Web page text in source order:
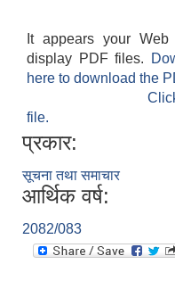
It appears your
display PDF files.
here to download the
file.
प्रकार:
सूचना तथा समाचार
आर्थिक वर्ष:
2082/083